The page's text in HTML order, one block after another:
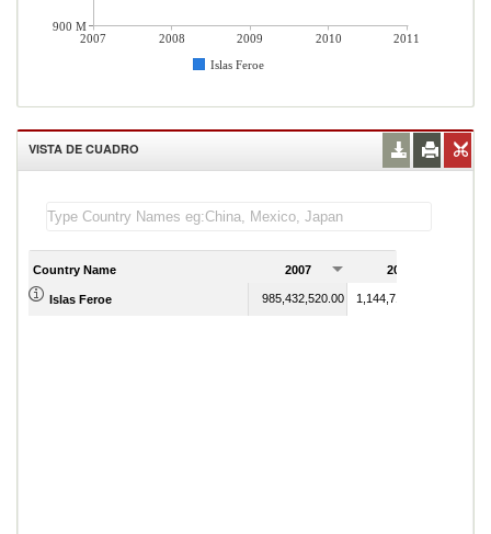
2007 2008 2009 2010
2011
Islas Feroe
900 M
VISTA DE CUADRO
Country Name 2007 2008
Islas Feroe 985,432,520.00 1,144,713,621.00